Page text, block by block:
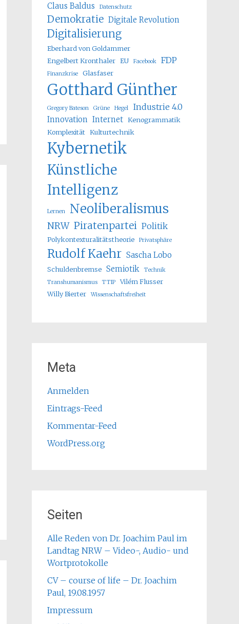
Claus Baldus Datenschutz
Demokratie Digitale Revolution
Digitalisierung
Eberhard von Goldammer
Engelbert Kronthaler EU Facebook FDP
Finanzkrise Glasfaser
Gotthard Günther
Gregory Bateson Grüne Hegel Industrie 4.0
Innovation Internet Kenogrammatik
Komplexität Kulturtechnik
Kybernetik
Künstliche
Intelligenz
Lernen Neoliberalismus
NRW Piratenpartei Politik
Polykontexturalitätstheorie Privatsphäre
Rudolf Kaehr Sascha Lobo
Schuldenbremse Semiotik
Technik
Transhumanismus
TTIP
Vilém Flusser
Willy Bierter
Wissenschaftsfreiheit
Meta
Anmelden
Eintrags-Feed
Kommentar-Feed
WordPress.org
Seiten
Alle Reden von Dr. Joachim Paul im
Landtag NRW – Video-, Audio- und
Wortprotokolle
CV – course of life – Dr. Joachim
Paul, 19.08.1957
Impressum